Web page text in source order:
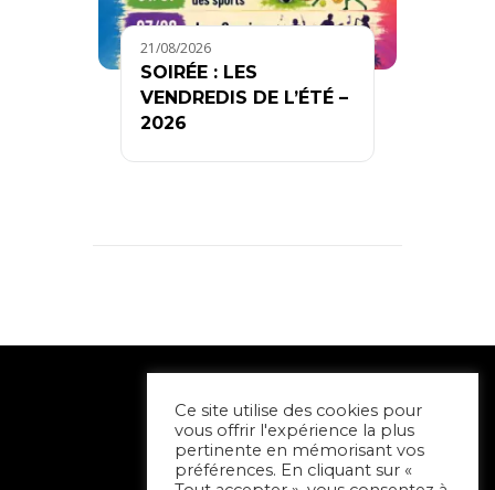
21/08/2026
SOIRÉE : LES
VENDREDIS DE L’ÉTÉ –
2026
Ce site utilise des cookies pour
vous offrir l'expérience la plus
pertinente en mémorisant vos
préférences. En cliquant sur «